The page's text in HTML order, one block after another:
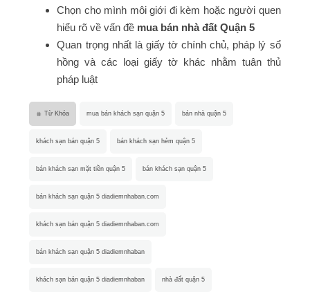
Chọn cho mình môi giới đi kèm hoặc người quen
hiểu rõ về vấn đề mua bán nhà đất Quận 5
Quan trọng nhất là giấy tờ chính chủ, pháp lý sổ
hồng và các loại giấy tờ khác nhằm tuân thủ
pháp luật
Từ Khóa mua bán khách sạn quận 5 bán nhà quận 5
khách sạn bán quận 5 bán khách sạn hẻm quận 5
bán khách sạn mặt tiền quận 5 bán khách sạn quận 5
bán khách sạn quận 5 diadiemnhaban.com
khách sạn bán quận 5 diadiemnhaban.com
bán khách sạn quận 5 diadiemnhaban
khách sạn bán quận 5 diadiemnhaban nhà đất quận 5